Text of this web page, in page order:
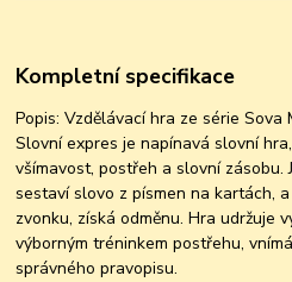
Kompletní specifikace
Popis: Vzdělávací hra ze série
Slovní expres je napínavá slovní
všímavost, postřeh a slovní zásobu.
sestaví slovo z písmen na kartách,
zvonku, získá odměnu. Hra udržuje
výborným tréninkem postřehu,
správného pravopisu.